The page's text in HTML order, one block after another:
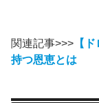
関連記事>>> 【
持つ恩恵とは